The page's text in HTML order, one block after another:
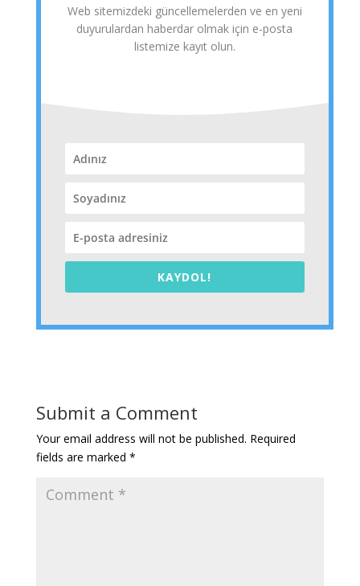
Web sitemizdeki güncellemelerden ve en yeni
duyurulardan haberdar olmak için e-posta
listemize kayıt olun.
KAYDOL!
Submit a Comment
Your email address will not be published. Required
fields are marked *